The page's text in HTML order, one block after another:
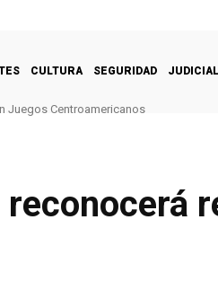
CULTURA SEGURIDAD
Juegos Centroamericanos